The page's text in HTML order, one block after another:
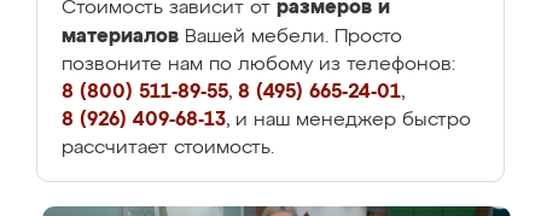
Стоимость зависит от размеров и
материалов Вашей мебели. Просто
позвоните нам по любому из телефонов:
8 (800) 511-89-55, 8 (495) 665-24-01,
8 (926) 409-68-13, и наш менеджер быстро
рассчитает стоимость.